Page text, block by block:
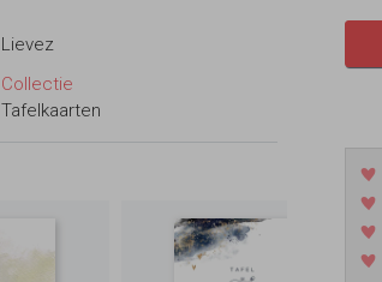
Lievez
Collectie
Tafelkaarten